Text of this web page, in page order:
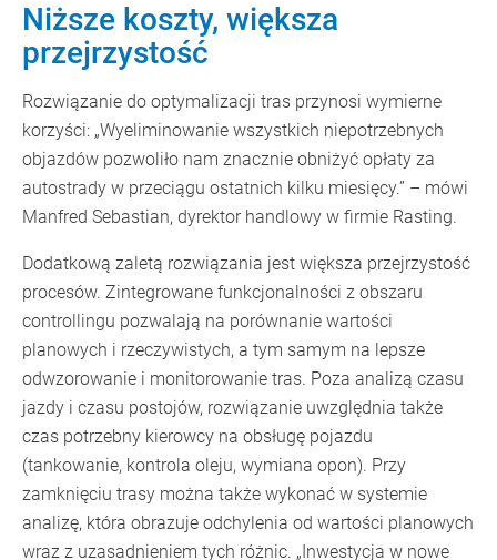
Niższe koszty, większa
przejrzystość
Rozwiązanie do optymalizacji tras przynosi wymierne
korzyści: „Wyeliminowanie wszystkich niepotrzebnych
objazdów pozwoliło nam znacznie obniżyć opłaty za
autostrady w przeciągu ostatnich kilku miesięcy.” – mówi
Manfred Sebastian, dyrektor handlowy w firmie Rasting.
Dodatkową zaletą rozwiązania jest większa przejrzystość
procesów. Zintegrowane funkcjonalności z obszaru
controllingu pozwalają na porównanie wartości
planowych i rzeczywistych, a tym samym na lepsze
odwzorowanie i monitorowanie tras. Poza analizą czasu
jazdy i czasu postojów, rozwiązanie uwzględnia także
czas potrzebny kierowcy na obsługę pojazdu
(tankowanie, kontrola oleju, wymiana opon). Przy
zamknięciu trasy można także wykonać w systemie
analizę, która obrazuje odchylenia od wartości planowych
wraz z uzasadnieniem tych różnic. „Inwestycja w nowe